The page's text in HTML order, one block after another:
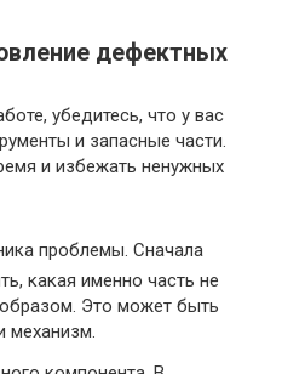
дефектных
убедитесь, что у вас
и запасные части.
и избежать ненужных
проблемы. Сначала
какая именно часть не
Это может быть
механизм.